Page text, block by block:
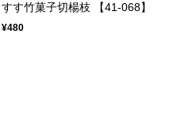
すす竹菓子切楊枝 【41-068】
¥480